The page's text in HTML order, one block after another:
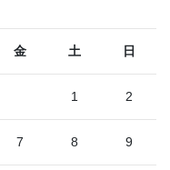
金 土 日
1 2
7 8 9